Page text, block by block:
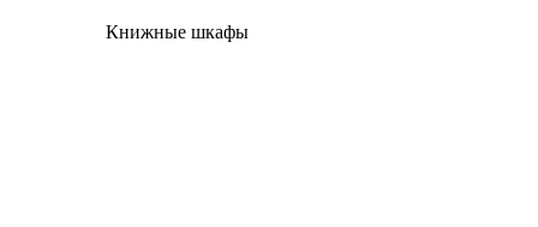
Книжные шкафы